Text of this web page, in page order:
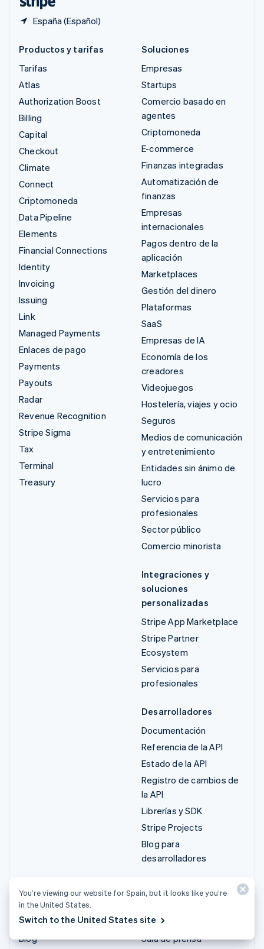
España (Español)
Productos y tarifas
Tarifas
Atlas
Authorization Boost
Billing
Capital
Checkout
Climate
Connect
Criptomoneda
Data Pipeline
Elements
Financial Connections
Identity
Invoicing
Issuing
Link
Managed Payments
Enlaces de pago
Payments
Payouts
Radar
Revenue Recognition
Stripe Sigma
Tax
Terminal
Treasury
Soluciones
Empresas
Startups
Comercio basado en
agentes
Criptomoneda
E-commerce
Finanzas integradas
Automatización de
finanzas
Empresas
internacionales
Pagos dentro de la
aplicación
Marketplaces
Gestión del dinero
Plataformas
SaaS
Empresas de IA
Economía de los
creadores
Videojuegos
Hostelería, viajes y ocio
Seguros
Medios de comunicación
y entretenimiento
Entidades sin ánimo de
lucro
Servicios para
profesionales
Sector público
Comercio minorista
Integraciones y
soluciones
personalizadas
Stripe App Marketplace
Stripe Partner
Ecosystem
Servicios para
profesionales
Desarrolladores
Documentación
Referencia de la API
Estado de la API
Registro de cambios de
la API
Librerías y SDK
Stripe Projects
Blog para
desarrolladores
Guías
Historias de clientes
Blog
Empleo
Sala de prensa
You’re viewing our website for Spain, but it looks like you’re
in the United States.
Switch to the United States site